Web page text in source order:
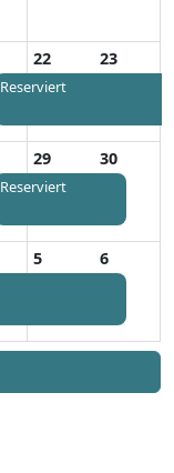
Reserviert
22 23
Reserviert
29 30
5 6